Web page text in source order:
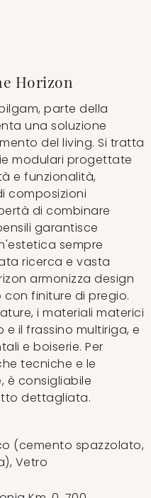
Horizon
parte della
una soluzione
del living. Si tratta
modulari progettate
e funzionalità,
composizioni
di combinare
garantisce
sempre
ricerca e vasta
armonizza design
finiture di pregio.
i materiali materici
il frassino multiriga, e
e boiserie. Per
tecniche e le
è consigliabile
dettagliata.
(cemento spazzolato,
Vetro